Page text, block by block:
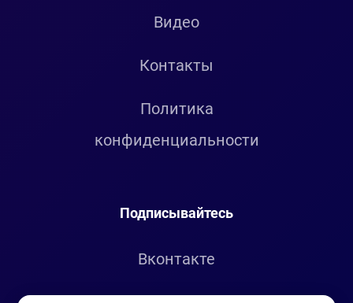
Видео
Контакты
Политика
конфиденциальности
Подписывайтесь
Вконтакте